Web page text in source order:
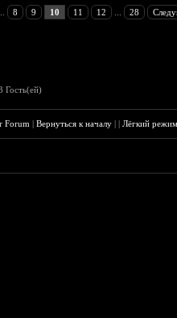
8 9 10 11 12 28
Гость(ей)
Forum |Вернуться к началу ||Лёгкий